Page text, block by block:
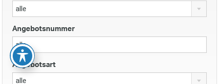
alle
Angebotsnummer
Angebotsart
alle